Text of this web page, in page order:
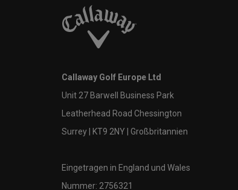
Callaway Golf Europe Ltd
Unit 27 Barwell Business Park
Leatherhead Road Chessington
Surrey | KT9 2NY | Großbritannien
Eingetragen in England und Wales
Nummer: 2756321